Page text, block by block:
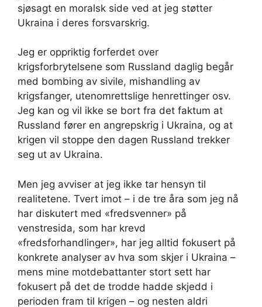
sjøsagt en moralsk side ved at jeg støtter
Ukraina i deres forsvarskrig.
Jeg er oppriktig forferdet over
krigsforbrytelsene som Russland daglig begår
med bombing av sivile, mishandling av
krigsfanger, utenomrettslige henrettinger osv.
Jeg kan og vil ikke se bort fra det faktum at
Russland fører en angrepskrig i Ukraina, og at
krigen vil stoppe den dagen Russland trekker
seg ut av Ukraina.
Men jeg avviser at jeg ikke tar hensyn til
realitetene. Tvert imot – i de tre åra som jeg nå
har diskutert med «fredsvenner» på
venstresida, som har krevd
«fredsforhandlinger», har jeg alltid fokusert på
konkrete analyser av hva som skjer i Ukraina –
mens mine motdebattanter stort sett har
fokusert på det de trodde hadde skjedd i
perioden fram til krigen – og nesten aldri